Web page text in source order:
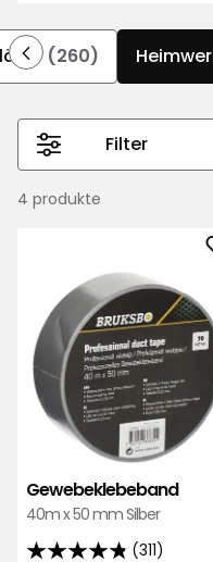
Arbeitshandschuhe:
und noch vieles
(260)
Filter
4 produkte
Gewebeklebeband
40m x 50 mm Silber
(311)